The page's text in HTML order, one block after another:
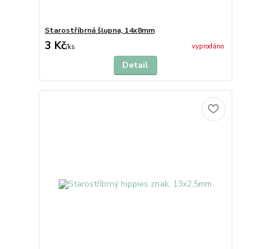
Starostříbrná šlupna, 14x8mm
3 Kč/ks vyprodáno
Detail